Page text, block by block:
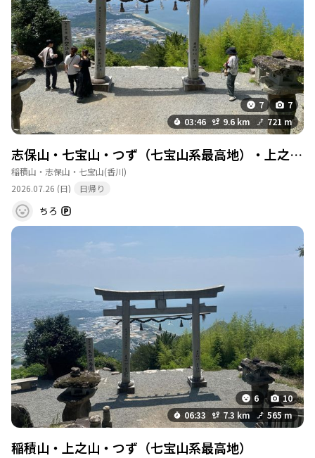
す。海面がキラキラと輝く景色は、訪れる人々を魅了してやみま
せん。登山者たちは、鳥居をくぐった瞬間の感動を「言葉がな
い」と表現するほどです。 また、稲積山からは七宝山への縦走も
可能で、道中には落ち葉の絨毯が広がり、自然の中での癒しを感
じることができます。特に秋には紅葉が美しく、訪れる価値が高
まります。登山の後は、近くの温泉や讃岐うどんを楽しむことが
でき、地元のグルメを堪能することもできます。 ただし、急な登
りや足元の注意が必要な箇所もあるため、しっかりとした準備を
して挑むことが大切です。特に、夏場は暑さ対策を忘れずに。稲
積山は、観光客も多く訪れるため、賑やかな雰囲気を楽しむこと
ができる一方で、静かな時間を求めるなら早朝や平日を狙うのが
良いでしょう。自然の美しさと人との出会いを楽しむことができ
る、心温まる登山体験が待っています。
7
7
03:46
9.6 km 721 m
志保山・七宝山・つず（七宝山系最高地）・上之山・稲積山
稲積山・志保山・七宝山(香川)
2026.07.26 (日)
日帰り
ちろ
6
10
06:33
7.3 km 565 m
稲積山・上之山・つず（七宝山系最高地）